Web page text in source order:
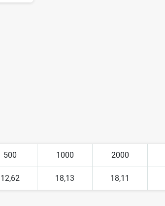
500 1000 2000
12,62 18,13 18,11